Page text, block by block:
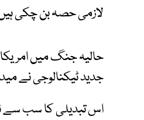
لازمی حصہ بن چکی
حالیہ جنگ میں امریکا،
جدید ٹیکنالوجی نے
اس تبدیلی کا سب سے